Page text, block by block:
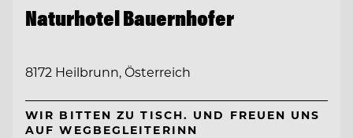
Naturhotel Bauernhofer
8172 Heilbrunn, Österreich
WIR BITTEN ZU TISCH. UND FREUEN UNS
AUF WEGBEGLEITERINN